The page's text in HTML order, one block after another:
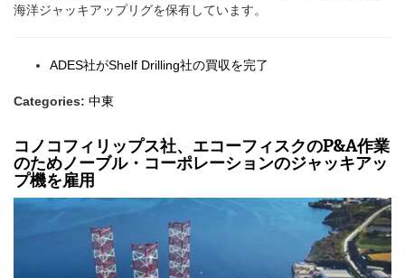
海洋ジャッキアップリグを保有しています。
ADES社がShelf Drilling社の買収を完了
Categories: 中東
コノコフィリップス社、エコーフィスクのP&A作業
のためノーブル・コーポレーションのジャッキアッ
プ機を雇用